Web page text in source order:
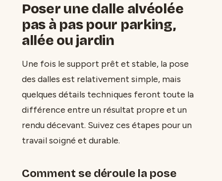
Poser une dalle alvéolée
pas à pas pour parking,
allée ou jardin
Une fois le support prêt et stable, la pose
des dalles est relativement simple, mais
quelques détails techniques feront toute la
différence entre un résultat propre et un
rendu décevant. Suivez ces étapes pour un
travail soigné et durable.
Comment se déroule la pose